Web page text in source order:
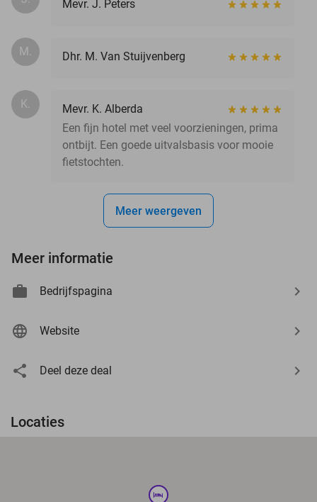
Mevr. J. Peters
M. Dhr. M. Van Stuijvenberg
K.
Mevr. K. Alberda
Een fijn hotel met veel voorzieningen, prima
ontbijt. Een goede uitvalsbasis voor mooie
fietstochten.
Meer weergeven
Meer informatie
Bedrijfspagina
Website
Deel deze deal
Locaties
hotel